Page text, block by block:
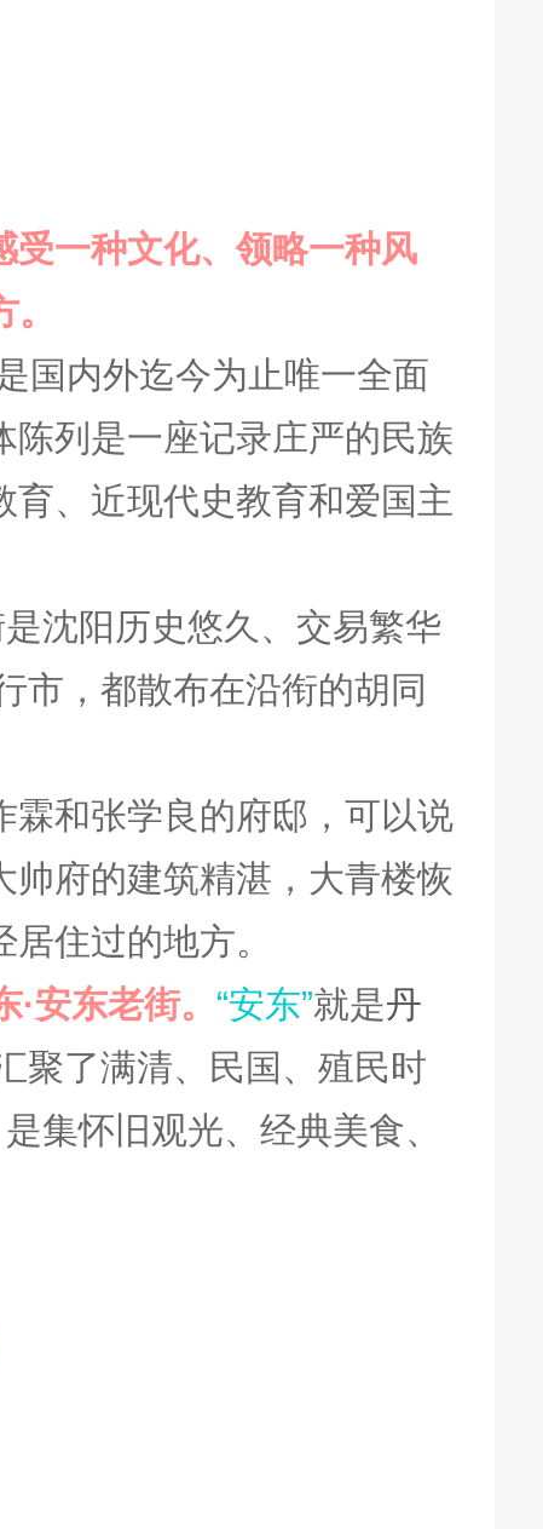
受一种文化、领略一种风
国内外迄今为止唯一全面
陈列是一座记录庄严的民族
、近现代史教育和爱国主
沈阳历史悠久、交易繁华
市，都散布在沿衔的胡同
霖和张学良的府邸，可以说
府的建筑精湛，大青楼恢
住过的地方。
安东老街。 “安东”就是丹
聚了满清、民国、殖民时
集怀旧观光、经典美食、